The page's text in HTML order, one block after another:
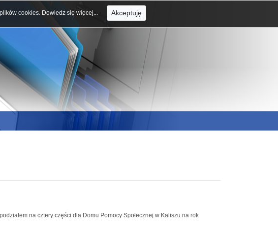
na cztery części dla Domu Pomocy Społecznej w Kaliszu na rok
cookies. Dowiedz się więcej... Akceptuję